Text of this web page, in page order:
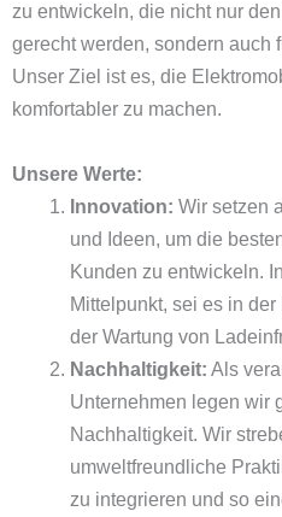
zu entwickeln, die nicht nur
gerecht werden, sondern auch
Unser Ziel ist es, die
komfortabler zu machen.
Unsere Werte:
Innovation: Wir setzen
und Ideen, um die
Kunden zu entwickeln.
Mittelpunkt, sei es in
der Wartung von
Nachhaltigkeit: Als
Unternehmen legen wir
Nachhaltigkeit. Wir
umweltfreundliche
zu integrieren und so